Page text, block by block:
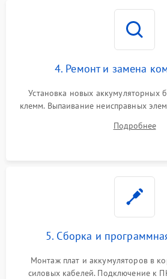
4. Ремонт и замена
Установка новых аккумуляторных
клемм. Выпаивание неисправных
цепи зарядки и монтаж новых
Восстановление поврежденных
Подробнее
5. Сборка и
Монтаж плат и аккумуляторов в
силовых кабелей. Подключение к